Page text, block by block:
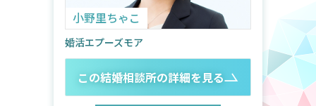
小野里ちゃこ
婚活エプーズモア
この結婚相談所の詳細を見る